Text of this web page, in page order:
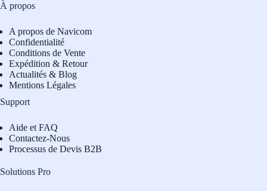
À propos
A propos de Navicom
Confidentialité
Conditions de Vente
Expédition & Retour
Actualités & Blog
Mentions Légales
Support
Aide et FAQ
Contactez-Nous
Processus de Devis B2B
Solutions Pro